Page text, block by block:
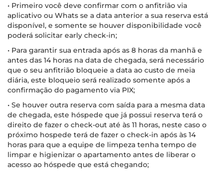
• Primeiro você deve confirmar com o anfitrião via
aplicativo ou Whats se a data anterior a sua reserva está
disponível, e somente se houver disponibilidade você
poderá solicitar early check-in;
• Para garantir sua entrada após as 8 horas da manhã e
antes das 14 horas na data de chegada, será necessário
que o seu anfitrião bloqueie a data ao custo de meia
diária, este bloqueio será realizado somente após a
confirmação do pagamento via PIX;
• Se houver outra reserva com saída para a mesma data
de chegada, este hóspede que já possui reserva terá o
direito de fazer o check-out até às 11 horas, neste caso o
próximo hospede terá de fazer o check-in após às 14
horas para que a equipe de limpeza tenha tempo de
limpar e higienizar o apartamento antes de liberar o
acesso ao hóspede que está chegando;